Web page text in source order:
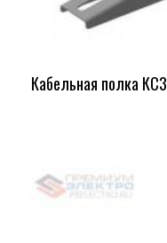
Кабельная полка КС3